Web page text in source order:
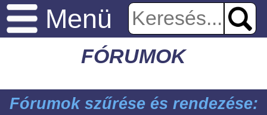
Menü
FÓRUMOK
Fórumok szűrése és rendezése: